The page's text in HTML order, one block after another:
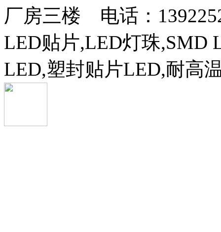
厂房三楼 电话：
LED贴片,LED灯珠,SMD
LED,塑封贴片LED,耐